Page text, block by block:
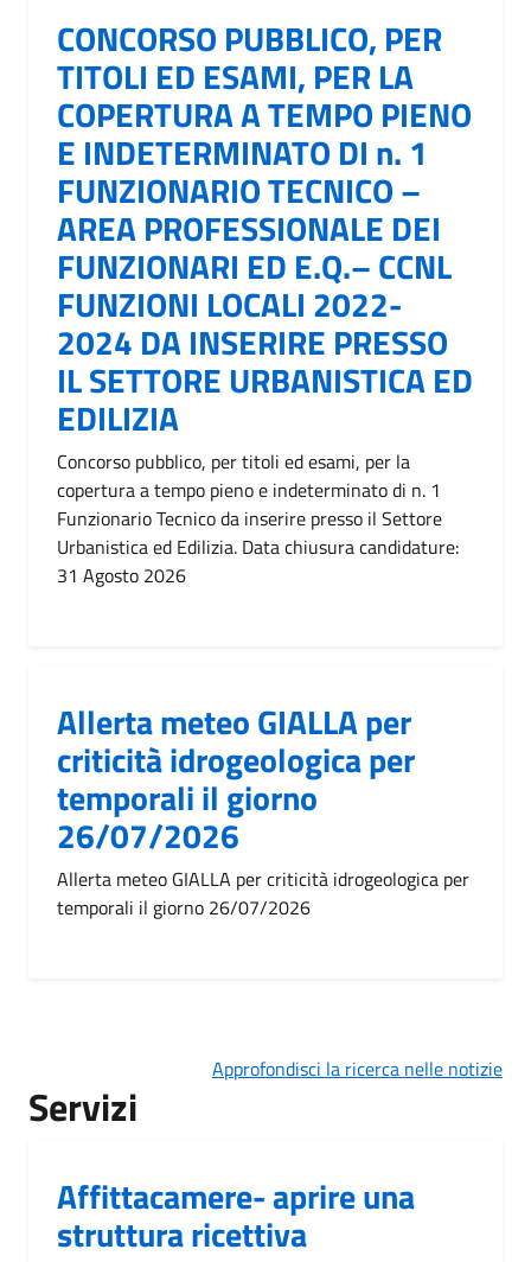
CONCORSO PUBBLICO, PER
TITOLI ED ESAMI, PER LA
COPERTURA A TEMPO PIENO
E INDETERMINATO DI n. 1
FUNZIONARIO TECNICO –
AREA PROFESSIONALE DEI
FUNZIONARI ED E.Q.– CCNL
FUNZIONI LOCALI 2022-
2024 DA INSERIRE PRESSO
IL SETTORE URBANISTICA ED
EDILIZIA
Concorso pubblico, per titoli ed esami, per la
copertura a tempo pieno e indeterminato di n. 1
Funzionario Tecnico da inserire presso il Settore
Urbanistica ed Edilizia. Data chiusura candidature:
31 Agosto 2026
Allerta meteo GIALLA per
criticità idrogeologica per
temporali il giorno
26/07/2026
Allerta meteo GIALLA per criticità idrogeologica per
temporali il giorno 26/07/2026
Approfondisci la ricerca nelle notizie
Servizi
Affittacamere- aprire una
struttura ricettiva